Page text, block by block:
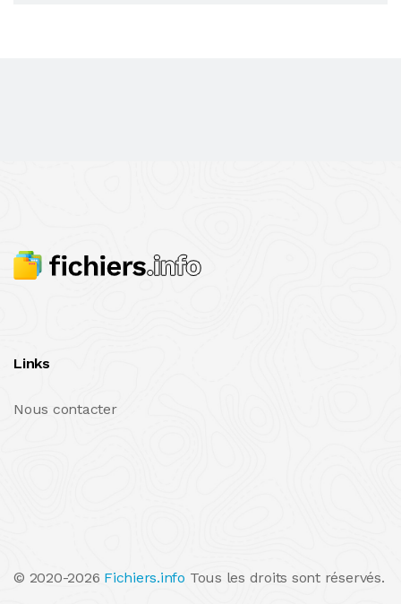
Links
Nous contacter
© 2020-2026 Fichiers.info Tous les droits sont réservés.